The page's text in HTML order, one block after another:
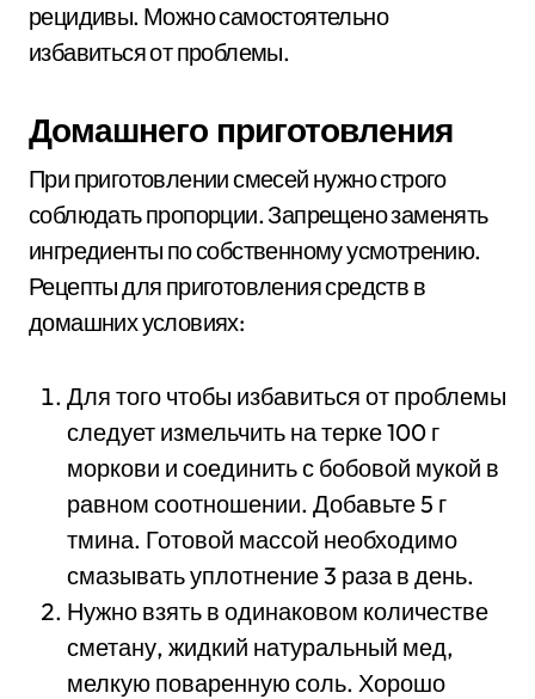
рецидивы. Можно самостоятельно
избавиться от проблемы.
Домашнего приготовления
При приготовлении смесей нужно строго
соблюдать пропорции. Запрещено заменять
ингредиенты по собственному усмотрению.
Рецепты для приготовления средств в
домашних условиях:
Для того чтобы избавиться от проблемы
следует измельчить на терке 100 г
моркови и соединить с бобовой мукой в
равном соотношении. Добавьте 5 г
тмина. Готовой массой необходимо
смазывать уплотнение 3 раза в день.
Нужно взять в одинаковом количестве
сметану, жидкий натуральный мед,
мелкую поваренную соль. Хорошо